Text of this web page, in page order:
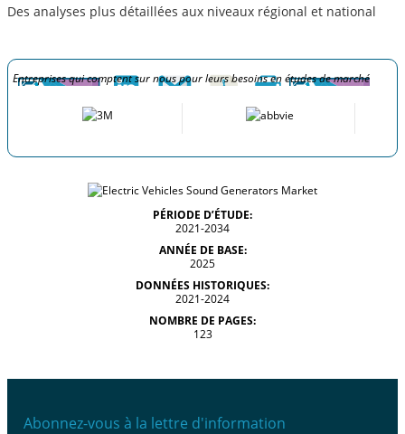
Des analyses plus détaillées aux niveaux régional et national
Entreprises qui comptent sur nous pour leurs besoins en études de marché
PÉRIODE D’ÉTUDE:
2021-2034
ANNÉE DE BASE:
2025
DONNÉES HISTORIQUES:
2021-2024
NOMBRE DE PAGES:
123
Abonnez-vous à la lettre d'information